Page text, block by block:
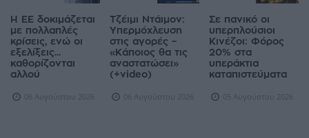
Η ΕΕ δοκιμάζεται
με πολλαπλές
κρίσεις, ενώ οι
εξελίξεις...
καθορίζονται
αλλού
06 Αυγούστου 2026
Τζέιμι Ντάιμον:
Υπερμόχλευση
στις αγορές –
«Κάποιος θα τις
αναστατώσει»
(+video)
06 Αυγούστου 2026
Σε πανικό οι
υπερπλούσιοι
Κινέζοι: Φόρος
20% στα
υπεράκτια
καταπιστεύματα
05 Αυγούστου 2026